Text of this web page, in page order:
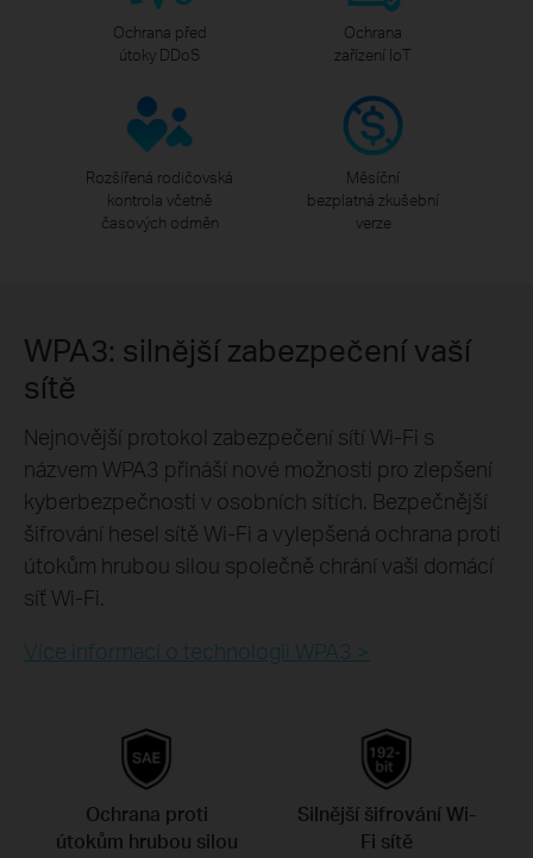
Ochrana před
útoky DDoS
Ochrana
zařízení IoT
Rozšířená rodičovská
kontrola včetně
časových odměn
Měsíční
bezplatná zkušební
verze
WPA3: silnější zabezpečení vaší
sítě
Nejnovější protokol zabezpečení sítí Wi-Fi s
názvem WPA3 přináší nové možnosti pro zlepšení
kyberbezpečnosti v osobních sítích. Bezpečnější
šifrování hesel sítě Wi-Fi a vylepšená ochrana proti
útokům hrubou silou společně chrání vaši domácí
síť Wi-Fi.
Více informací o technologii WPA3 >
Ochrana proti
útokům hrubou silou
Silnější šifrování Wi-
Fi sítě